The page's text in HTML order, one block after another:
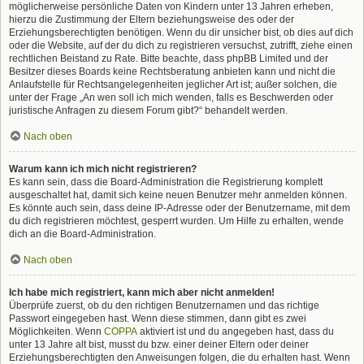
möglicherweise persönliche Daten von Kindern unter 13 Jahren erheben,
hierzu die Zustimmung der Eltern beziehungsweise des oder der
Erziehungsberechtigten benötigen. Wenn du dir unsicher bist, ob dies auf dich
oder die Website, auf der du dich zu registrieren versuchst, zutrifft, ziehe einen
rechtlichen Beistand zu Rate. Bitte beachte, dass phpBB Limited und der
Besitzer dieses Boards keine Rechtsberatung anbieten kann und nicht die
Anlaufstelle für Rechtsangelegenheiten jeglicher Art ist; außer solchen, die
unter der Frage „An wen soll ich mich wenden, falls es Beschwerden oder
juristische Anfragen zu diesem Forum gibt?“ behandelt werden.
Nach oben
Warum kann ich mich nicht registrieren?
Es kann sein, dass die Board-Administration die Registrierung komplett
ausgeschaltet hat, damit sich keine neuen Benutzer mehr anmelden können.
Es könnte auch sein, dass deine IP-Adresse oder der Benutzername, mit dem
du dich registrieren möchtest, gesperrt wurden. Um Hilfe zu erhalten, wende
dich an die Board-Administration.
Nach oben
Ich habe mich registriert, kann mich aber nicht anmelden!
Überprüfe zuerst, ob du den richtigen Benutzernamen und das richtige
Passwort eingegeben hast. Wenn diese stimmen, dann gibt es zwei
Möglichkeiten. Wenn COPPA aktiviert ist und du angegeben hast, dass du
unter 13 Jahre alt bist, musst du bzw. einer deiner Eltern oder deiner
Erziehungsberechtigten den Anweisungen folgen, die du erhalten hast. Wenn